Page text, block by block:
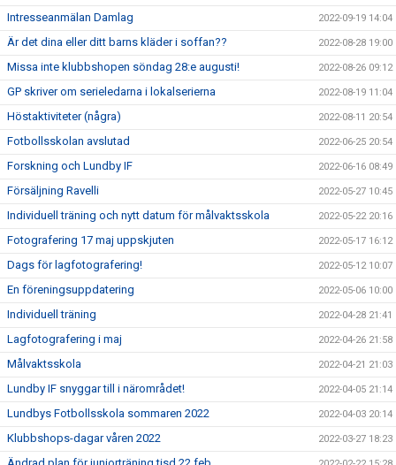
Intresseanmälan Damlag 2022-09-19 14:04
Är det dina eller ditt barns kläder i soffan?? 2022-08-28 19:00
Missa inte klubbshopen söndag 28:e augusti! 2022-08-26 09:12
GP skriver om serieledarna i lokalserierna 2022-08-19 11:04
Höstaktiviteter (några) 2022-08-11 20:54
Fotbollsskolan avslutad 2022-06-25 20:54
Forskning och Lundby IF 2022-06-16 08:49
Försäljning Ravelli 2022-05-27 10:45
Individuell träning och nytt datum för målvaktsskola 2022-05-22 20:16
Fotografering 17 maj uppskjuten 2022-05-17 16:12
Dags för lagfotografering! 2022-05-12 10:07
En föreningsuppdatering 2022-05-06 10:00
Individuell träning 2022-04-28 21:41
Lagfotografering i maj 2022-04-26 21:58
Målvaktsskola 2022-04-21 21:03
Lundby IF snyggar till i närområdet! 2022-04-05 21:14
Lundbys Fotbollsskola sommaren 2022 2022-04-03 20:14
Klubbshops-dagar våren 2022 2022-03-27 18:23